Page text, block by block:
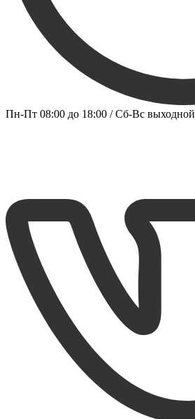
Пн-Пт 08:00 до 18:00 / Сб-Вс выходной